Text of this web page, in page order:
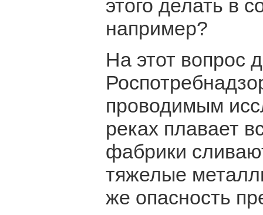
этого делать в
например?
На этот вопрос
проводимым
реках плавает
фабрики
тяжелые
же опасность